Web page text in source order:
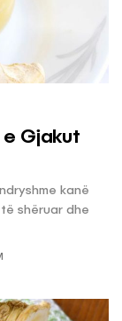
e Gjakut
kanë
shëruar dhe